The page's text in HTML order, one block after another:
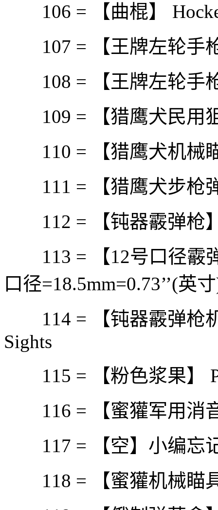
106 = 【曲棍】
107 = 【王牌左轮手
108 = 【王牌左轮手
109 = 【猎鹰犬民用狙
110 = 【猎鹰犬机械瞄
111 = 【猎鹰犬步枪弹
112 = 【钝器霰弹枪
113 = 【12号口径霰弹
口径=18.5mm=0.73’’(英
114 = 【钝器霰弹枪机
Sights
115 = 【粉色浆果】
116 = 【蜜獾军用消
117 = 【空】小编忘
118 = 【蜜獾机械瞄